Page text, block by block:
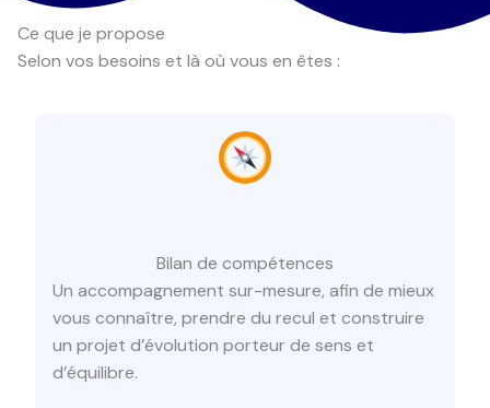
Ce que je propose
Selon vos besoins et là où vous en êtes :
Bilan de compétences
Un accompagnement sur-mesure, afin de mieux
vous connaître, prendre du recul et construire
un projet d’évolution porteur de sens et
d’équilibre.